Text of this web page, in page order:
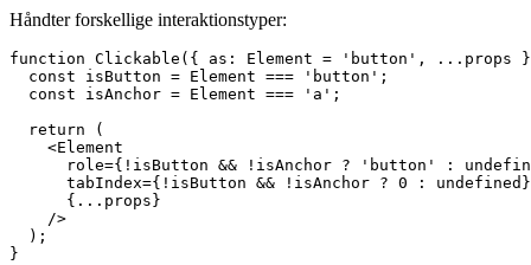
Håndter forskellige interaktionstyper:
function Clickable ({ as : Element = 'button' , ... props
  const
isButton = Element === 'button' ;
  const
isAnchor = Element === 'a' ;
  return
(
    <
Element
      role
={ ! isButton && ! isAnchor ? 'button' :
      tabIndex
={ ! isButton && ! isAnchor ? 0 : undefined }
      {
... props}
    />
  );
}